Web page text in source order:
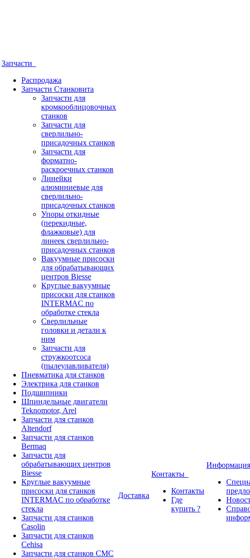
Запчасти
Распродажа
Запчасти Станковита
Запчасти для
кромкооблицовочных
станков
Запчасти для
сверлильно-
присадочных станков
Запчасти для
форматно-
раскроечных станков
Линейки
алюминиевые для
сверлильно-
присадочных станков
Упоры откидные
(перекидные,
флажковые) для
линеек сверлильно-
присадочных станков
Вакуумные присоски
для обрабатывающих
центров Biesse
Круглые вакуумные
присоски для станков
INTERMAC по
обработке стекла
Сверлильные
головки и детали к
ним
Запчасти для
стружкоотсоса
(пылеулавливателя)
Пневматика для станков
Электрика для станков
Подшипники
Шпиндельные двигатели
Teknomotor, Arel
Запчасти для станков
Altendorf
Запчасти для станков
Bermaq
Запчасти для
обрабатывающих центров
Biesse
Круглые вакуумные
присоски для станков
INTERMAC по обработке
стекла
Запчасти для станков
Casolin
Запчасти для станков
Cehisa
Запчасти для станков CMC
Доставка
Контакты
Контакты
Где
купить ?